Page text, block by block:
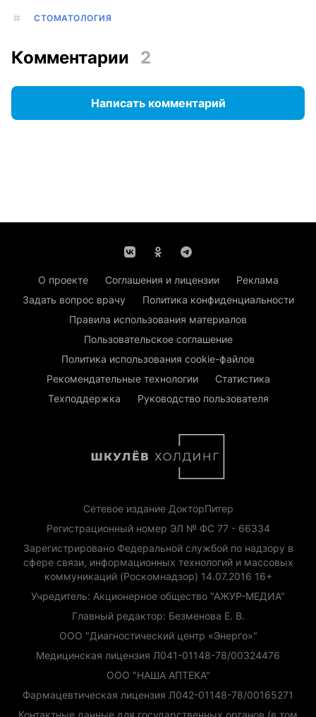
СТОМАТОЛОГИЯ
Комментарии 2
Написать комментарий
О проекте Соглашения и лицензии
Реклама
Задать вопрос врачу
Политика конфиденциальности
Правила использования материалов
Пользовательское соглашение
Политика использования cookie-файлов
Рекомендательные технологии
Статистика
Техподдержка
Руководство пользователя
Сетевое издание ДокторПитер
Регистрационный номер ЭЛ № ФС 77 - 66334
Зарегистрировано Федеральной службой по надзору в
сфере связи, информационных технологий и массовых
коммуникаций (Роскомнадзор) 14.07.2016 16+
Учредитель: Акционерное общество "АЖУР-МЕДИА"
Главный редактор: Безменова Е. В.
ООО "Диагностический центр «Энерго»"
Медицинская лицензия Л041-01148-78/00324476
ООО "НАША АПТЕКА"
Фармацевтическая лицензия Л042-01148-78/00165271